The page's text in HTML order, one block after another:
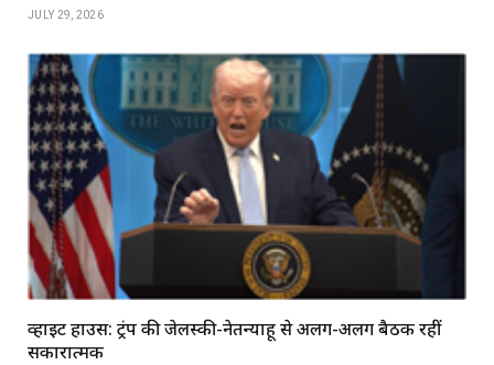
JULY 29, 2026
व्हाइट हाउस: ट्रंप की जेलेंस्की-नेतन्याहू से अलग-अलग बैठकें रहीं
सकारात्मक